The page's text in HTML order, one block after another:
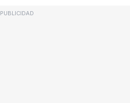
PUBLICIDAD